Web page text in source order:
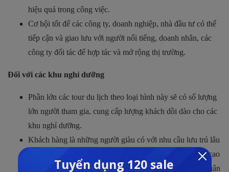
hiệu quả trong công việc.
Cơ hội tốt để các công ty, doanh nghiệp, nhà đầu tư có thể
tiếp cận và giao lưu với người nổi tiếng, doanh nhân, các
công ty đối tác để hợp tác và mở rộng thị trường.
Đối với các khu nghỉ dưỡng
Phần lớn các tour du lịch theo loại hình này sẽ có số lượng
lớn người tham gia, cung cấp lượng khách dồi dào cho các
khu nghỉ dưỡng.
Khách hàng là những người giàu có với nhu cầu lưu trú lâu
hơn từ 3 – 4 lần, sử dụng nhiều dịch vụ VIP chất lượng cao
và chi tiêu thoáng hơn. Điều này sẽ giúp mang lại lợi nhuận